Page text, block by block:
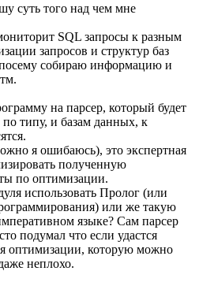
суть того над чем мне
SQL запросы к разным
запросов и структур баз
собираю информацию и
на парсер, который будет
типу, и базам данных, к
я ошибаюсь), это экспертная
полученную
по оптимизации.
использовать Пролог (или
или же такую
языке? Сам парсер
подумал что если удастся
оптимизации, которую можно
неплохо.